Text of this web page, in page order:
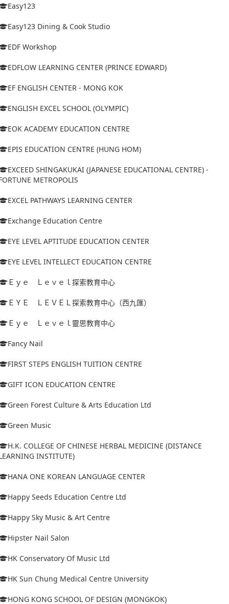
Easy123
Easy123 Dining & Cook Studio
EDF Workshop
EDFLOW LEARNING CENTER (PRINCE EDWARD)
EF ENGLISH CENTER - MONG KOK
ENGLISH EXCEL SCHOOL (OLYMPIC)
EOK ACADEMY EDUCATION CENTRE
EPIS EDUCATION CENTRE (HUNG HOM)
EXCEED SHINGAKUKAI (JAPANESE EDUCATIONAL CENTRE) -
METROPOLIS
EXCEL PATHWAYS LEARNING CENTER
Exchange Education Centre
EYE LEVEL APTITUDE EDUCATION CENTER
EYE LEVEL INTELLECT EDUCATION CENTRE
Ｅｙｅ Ｌｅｖｅｌ探索教育中心
ＥＹＥ ＬＥＶＥＬ探索教育中心（西九匯）
Ｅｙｅ Ｌｅｖｅｌ靈思教育中心
Fancy Nail
FIRST STEPS ENGLISH TUITION CENTRE
GIFT ICON EDUCATION CENTRE
Green Forest Culture & Arts Education Ltd
Green Music
H.K. COLLEGE OF CHINESE HERBAL MEDICINE (DISTANCE
INSTITUTE)
HANA ONE KOREAN LANGUAGE CENTER
Happy Seeds Education Centre Ltd
Happy Sky Music & Art Centre
Hipster Nail Salon
HK Conservatory Of Music Ltd
HK Sun Chung Medical Centre University
HONG KONG SCHOOL OF DESIGN (MONGKOK)